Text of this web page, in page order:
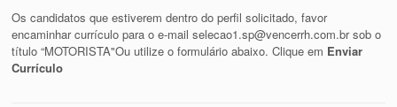
Os candidatos que estiverem dentro do perfil solicitado, favor
encaminhar currículo para o e-mail selecao1.sp@vencerrh.com.br sob o
título “MOTORISTA"Ou utilize o formulário abaixo. Clique em Enviar
Currículo